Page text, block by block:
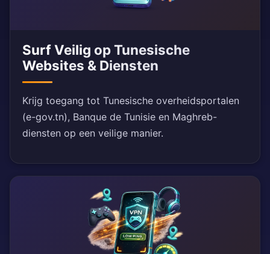
Surf Veilig op Tunesische
Websites & Diensten
Krijg toegang tot Tunesische overheidsportalen
(e-gov.tn), Banque de Tunisie en Maghreb-
diensten op een veilige manier.